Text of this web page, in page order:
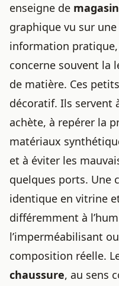
enseigne de magasin
graphique vu sur
information
concerne souvent la
de matière. Ces
décoratif. Ils servent
achète, à repérer la
matériaux
et à éviter les
quelques ports. Une
identique en vitrine
différemment à
l’imperméabilisant
composition réelle.
chaussure, au sens